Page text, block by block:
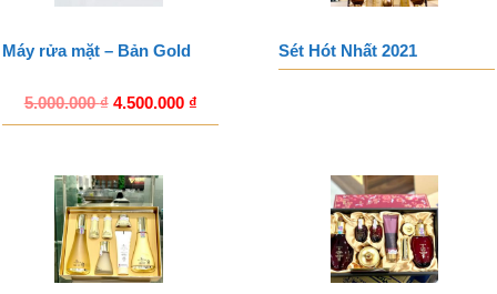
Máy rửa mặt – Bản Gold
5.000.000₫ 4.500.000 ₫
Sét Hót Nhất 2021